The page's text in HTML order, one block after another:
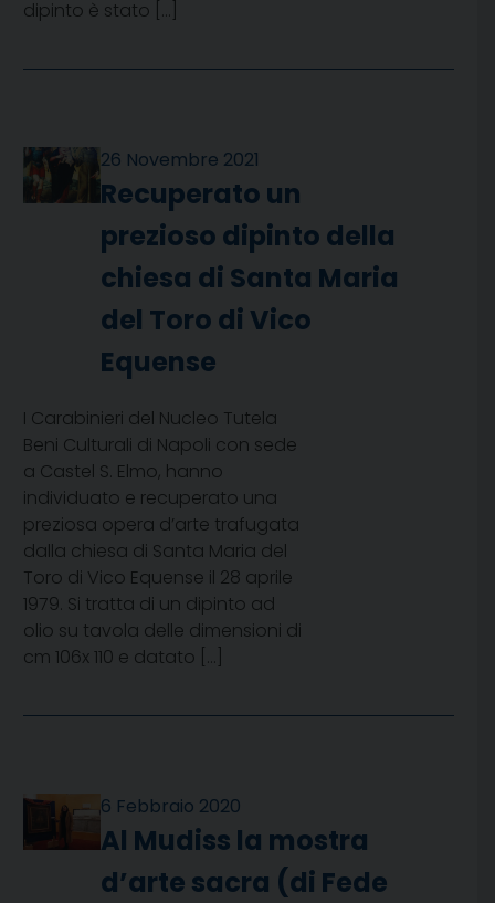
dipinto è stato […]
26 Novembre 2021
Recuperato un
prezioso dipinto della
chiesa di Santa Maria
del Toro di Vico
Equense
I Carabinieri del Nucleo Tutela
Beni Culturali di Napoli con sede
a Castel S. Elmo, hanno
individuato e recuperato una
preziosa opera d’arte trafugata
dalla chiesa di Santa Maria del
Toro di Vico Equense il 28 aprile
1979. Si tratta di un dipinto ad
olio su tavola delle dimensioni di
cm 106x 110 e datato […]
6 Febbraio 2020
Al Mudiss la mostra
d’arte sacra (di Fede